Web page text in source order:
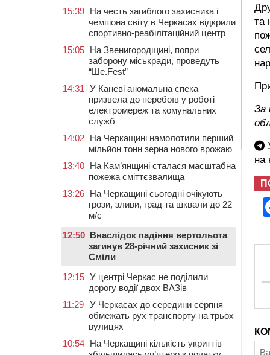
та
За
на
15:39 На честь загиблого захисника і
чемпіона світу в Черкасах відкрили
спортивно-реабілітаційний центр
15:05 На Звенигородщині, попри
заборону міськради, проведуть
“Ше.Fest”
14:31 У Каневі аномальна спека
призвела до перебоїв у роботі
електромереж та комунальних
служб
14:02 На Черкащині намолотили перший
мільйон тонн зерна нового врожаю
13:40 На Кам’янщині сталася масштабна
пожежа сміттєзвалища
13:26 На Черкащині сьогодні очікують
грози, зливи, град та шквали до 22
м/с
12:50 Внаслідок падіння вертольота
загинув 28-річний захисник зі
Сміли
12:15 У центрі Черкас не поділили
дорогу водії двох ВАЗів
11:29 У Черкасах до середини серпня
обмежать рух транспорту на трьох
вулицях
10:54 На Черкащині кількість укриттів